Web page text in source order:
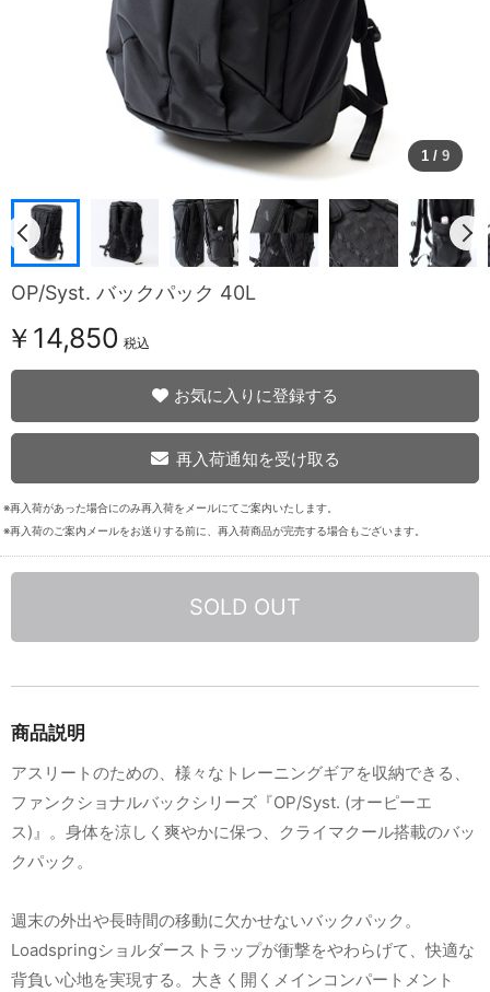
1 / 9
OP/Syst. バックパック 40L
￥14,850 税込
お気に入りに登録する
再入荷通知を受け取る
※再入荷があった場合にのみ再入荷をメールにてご案内いたします。
※再入荷のご案内メールをお送りする前に、再入荷商品が完売する場合もございます。
SOLD OUT
商品説明
アスリートのための、様々なトレーニングギアを収納できる、
ファンクショナルバックシリーズ『OP/Syst. (オーピーエ
ス)』。身体を涼しく爽やかに保つ、クライマクール搭載のバッ
クパック。
週末の外出や長時間の移動に欠かせないバックパック。
Loadspringショルダーストラップが衝撃をやわらげて、快適な
背負い心地を実現する。大きく開くメインコンパートメント